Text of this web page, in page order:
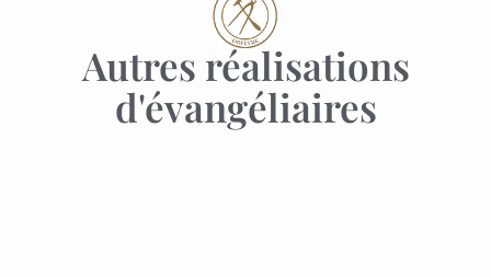
Autres réalisations
d'évangéliaires